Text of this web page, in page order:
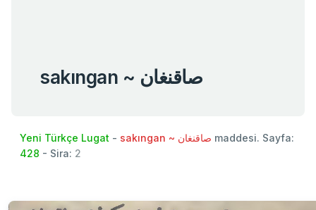
sakıngan ~ صاقنغان
Yeni Türkçe Lugat - sakıngan ~ صاقنغان maddesi. Sayfa:
428 - Sira: 2